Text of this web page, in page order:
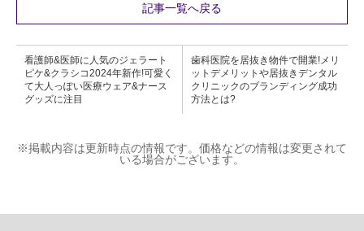
記事一覧へ戻る
看護師&医師に人気のジェラート
ピケ&クラシコ2024年新作!可愛く
て大人っぽい医療ウェア&ナース
グッズに注目
歯科医院を居抜き物件で開業!メリ
ットデメリットや居抜きデンタル
クリニックのブランディング成功
方法とは?
※掲載内容は更新時点の情報です。価格などの情報は変更されて
いる場合がございます。